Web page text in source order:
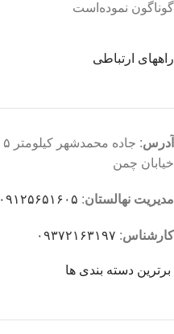
گوناگون نموده‌است
راههای ارتباطی
آدرس
خیابان چمن
مدیریت نهالستان: ۰۹۱۲۵۶۵۱۶۰۵
کارشناس: ۰۹۳۷۲۱۶۳۱۹۷
برترین دسته بندی ها